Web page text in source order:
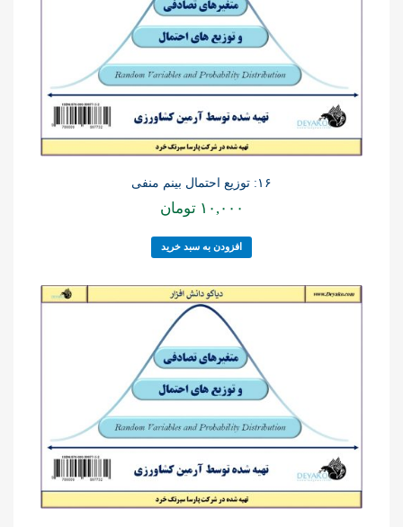
۱۶: توزیع احتمال بینم منفی
۱۰,۰۰۰ تومان
افزودن به سبد خرید